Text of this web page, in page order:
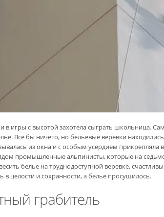
в игры с высотой захотела сыграть школьница.
Все бы ничего, но бельевые веревки
из окна и с особым усердием прикрепляла
промышленные альпинисты, которые на
белье на труднодоступной веревке,
в целости и сохранности, а белье просушилось.
грабитель